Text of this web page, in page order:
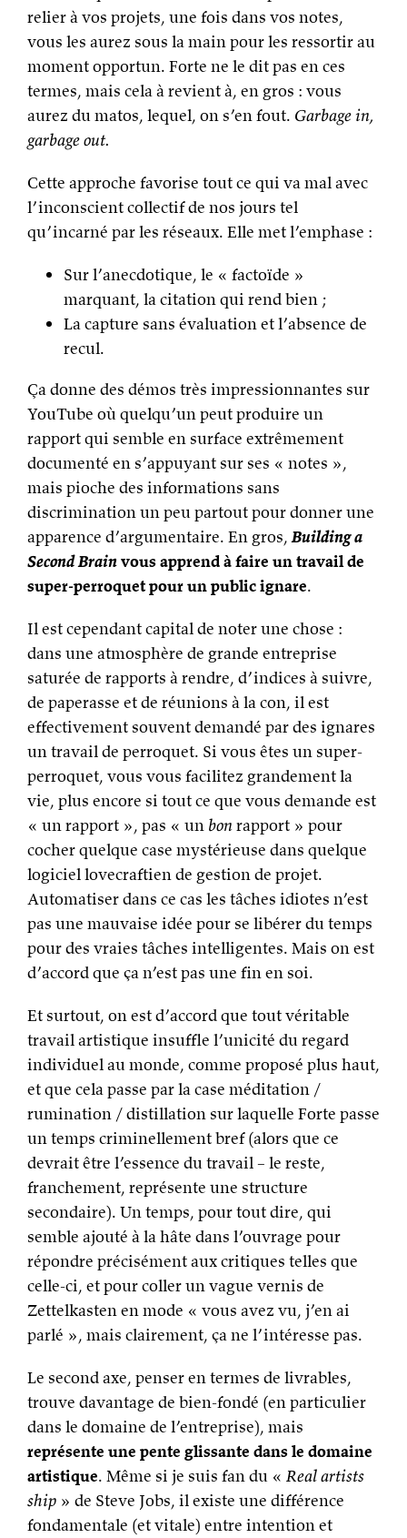
relier à vos projets, une fois dans vos notes,
vous les aurez sous la main pour les ressortir au
moment opportun. Forte ne le dit pas en ces
termes, mais cela à revient à, en gros : vous
aurez du matos, lequel, on s’en fout. Garbage in,
garbage out.
Cette approche favorise tout ce qui va mal avec
l’inconscient collectif de nos jours tel
qu’incarné par les réseaux. Elle met l’emphase :
Sur l’anecdotique, le « factoïde »
marquant, la citation qui rend bien ;
La capture sans évaluation et l’absence de
recul.
Ça donne des démos très impressionnantes sur
YouTube où quelqu’un peut produire un
rapport qui semble en surface extrêmement
documenté en s’appuyant sur ses « notes »,
mais pioche des informations sans
discrimination un peu partout pour donner une
apparence d’argumentaire. En gros,Building a
Second Brainvous apprend à faire un travail de
super-perroquet pour un public ignare.
Il est cependant capital de noter une chose :
dans une atmosphère de grande entreprise
saturée de rapports à rendre, d’indices à suivre,
de paperasse et de réunions à la con, il est
effectivement souvent demandé par des ignares
un travail de perroquet. Si vous êtes un super-
perroquet, vous vous facilitez grandement la
vie, plus encore si tout ce que vous demande est
« un rapport », pas « un bonrapport » pour
cocher quelque case mystérieuse dans quelque
logiciel lovecraftien de gestion de projet.
Automatiser dans ce cas les tâches idiotes n’est
pas une mauvaise idée pour se libérer du temps
pour des vraies tâches intelligentes. Mais on est
d’accord que ça n’est pas une fin en soi.
Et surtout, on est d’accord que tout véritable
travail artistique insuffle l’unicité du regard
individuel au monde, comme proposé plus haut,
et que cela passe par la case méditation /
rumination / distillation sur laquelle Forte passe
un temps criminellement bref (alors que ce
devrait être l’essence du travail – le reste,
franchement, représente une structure
secondaire). Un temps, pour tout dire, qui
semble ajouté à la hâte dans l’ouvrage pour
répondre précisément aux critiques telles que
celle-ci, et pour coller un vague vernis de
Zettelkasten en mode « vous avez vu, j’en ai
parlé », mais clairement, ça ne l’intéresse pas.
Le second axe, penser en termes de livrables,
trouve davantage de bien-fondé (en particulier
dans le domaine de l’entreprise), mais
représente une pente glissante dans le domaine
artistique. Même si je suis fan du « Real artists
ship » de Steve Jobs, il existe une différence
fondamentale (et vitale) entre intention et